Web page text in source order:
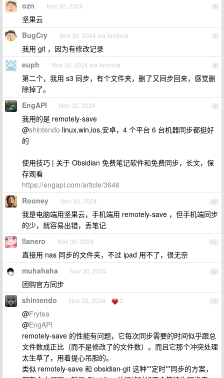
6
ozn Nov 30, 2024
坚果云
7
BugCry Nov 30, 2024 via Android
我用 git ，因为有修改记录
8
euph Nov 30, 2024 via Android
第二个，我用 s3 同步，有个文件夹，删了又同步回来，感觉删
除掉了。
9
EngAPI Nov 30, 2024
我用的是 remotely-save
@shintendo linux,win,ios,安卓，4 个平台 6 台机器同步都挺好
的
使用技巧 | 关于 Obsidian 免费笔记软件和免费同步，长文，保
存观看
https://engapi.com/article/3646
10
Rooney Nov 30, 2024
我是电脑端用坚果云，手机端用 remotely-save ，但手机端同步
的少，就容易出错，丢笔记
11
llanero Nov 30, 2024
直接用 nas 同步的文件夹，不过 ipad 用不了，很无奈
12
muhahaha Nov 30, 2024
团购官方同步
13
shintendo Nov 30, 2024 2
@Frytea
@EngAPI
remotely-save 的性能有问题，它每次同步需要的时间似乎跟总
文件数成正比（而不是修改了的文件数）。而且它那个冲突处理
太生草了，用着提心吊胆的。
类似 remotely-save 和 obsidian-git 这种**定时**同步的方案，